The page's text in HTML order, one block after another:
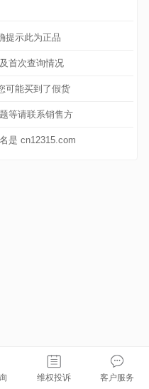
提示此为正品
首次查询情况
可能买到了假货
等请联系销售方
是 cn12315.com
维权投诉 客户服务